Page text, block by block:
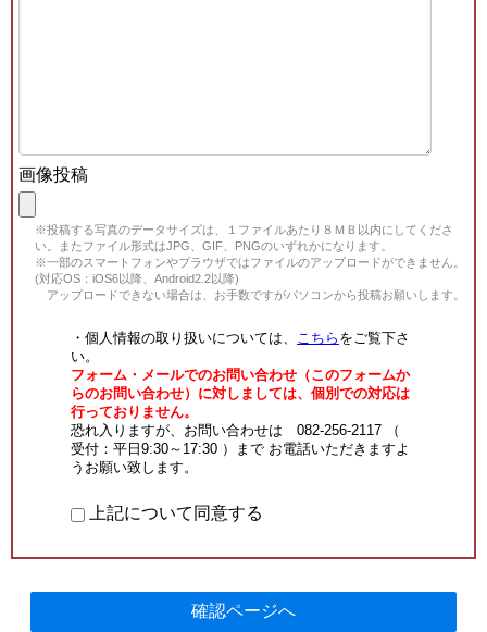
画像投稿
※投稿する写真のデータサイズは、１ファイルあたり８ＭＢ以内にしてくださ
い。またファイル形式はJPG、GIF、PNGのいずれかになります。
※一部のスマートフォンやブラウザではファイルのアップロードができません。
(対応OS：iOS6以降、Android2.2以降)
アップロードできない場合は、お手数ですがパソコンから投稿お願いします。
・個人情報の取り扱いについては、 こちら をご覧下さ
い。
フォーム・メールでのお問い合わせ（このフォームか
らのお問い合わせ）に対しましては、個別での対応は
行っておりません。
恐れ入りますが、お問い合わせは 082-256-2117 （
受付：平日9:30～17:30 ）まで お電話いただきますよ
うお願い致します。
上記について同意する
確認ページへ